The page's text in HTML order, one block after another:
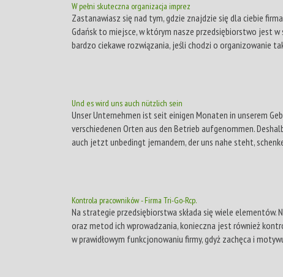
W pełni skuteczna organizacja imprez
Zastanawiasz się nad tym, gdzie znajdzie się dla ciebie
Gdańsk to miejsce, w którym nasze przedsiębiorstwo jest
bardzo ciekawe rozwiązania, jeśli chodzi o organizowanie
Und es wird uns auch nützlich sein
Unser Unternehmen ist seit einigen Monaten in unserem
verschiedenen Orten aus den Betrieb aufgenommen.
auch jetzt unbedingt jemandem, der uns nahe steht,
Kontrola pracowników - Firma Tri-Go-Rcp.
Na strategie przedsiębiorstwa składa się wiele elementów.
oraz metod ich wprowadzania, konieczna jest również
w prawidłowym funkcjonowaniu firmy, gdyż zachęca i